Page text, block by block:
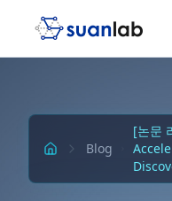
Blog
[논문